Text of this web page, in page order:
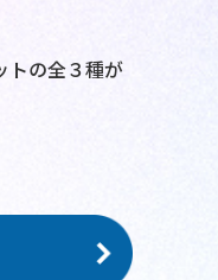
トの全３種が